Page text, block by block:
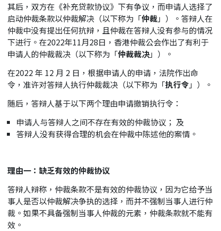
最新消息
地点
其后，双方在《补充贷款协议》下有争议，而申请人选择了
启动仲裁条款以仲裁解决（以下称为「仲裁」）。答辩人在
仲裁中没有提出任何抗辩，且仲裁在答辩人没有参与的情况
下进行。在2022年11月28日，香港仲裁公会作出了有利于
申请人的仲裁裁决（以下称为「仲裁裁决」）。
在2022 年 12 月 2 日，根据申请人的申请，法院作出命
令，准许对答辩人执行仲裁裁决（以下称为「执行令」）。
随后，答辩人基于以下两个理由申请撤销执行令：
申请人与答辩人之间不存在有效的仲裁协议； 及
答辩人没有获得合理的机会在仲裁中陈述他的案情。
理由一：缺乏有效的仲裁协议
答辩人辩称，仲裁条款不是有效的仲裁协议，因为它给予当
事人是否以仲裁解决争执的选择，而并不强制当事人进行仲
裁。如果不具备强制当事人仲裁的元素，仲裁条款就不能有
效。